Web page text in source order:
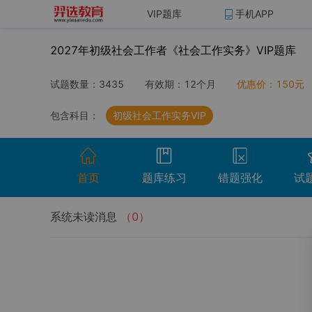
VIP题库 手机APP
2027年初级社会工作者《社会工作实务》VIP题库
试题数量： 3435 有效期： 12个月 优惠价： 150元
包含科目： 初级社会工作实务VIP
首页 题库练习 错题强化 试
系统未读消息 （0）